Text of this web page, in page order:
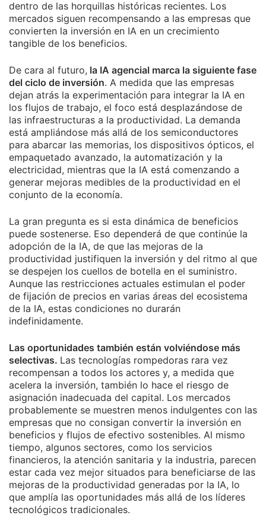
dentro de las horquillas históricas recientes. Los
mercados siguen recompensando a las empresas que
convierten la inversión en IA en un crecimiento
tangible de los beneficios.
De cara al futuro, la IA agencial marca la siguiente fase
del ciclo de inversión. A medida que las empresas
dejan atrás la experimentación para integrar la IA en
los flujos de trabajo, el foco está desplazándose de
las infraestructuras a la productividad. La demanda
está ampliándose más allá de los semiconductores
para abarcar las memorias, los dispositivos ópticos, el
empaquetado avanzado, la automatización y la
electricidad, mientras que la IA está comenzando a
generar mejoras medibles de la productividad en el
conjunto de la economía.
La gran pregunta es si esta dinámica de beneficios
puede sostenerse. Eso dependerá de que continúe la
adopción de la IA, de que las mejoras de la
productividad justifiquen la inversión y del ritmo al que
se despejen los cuellos de botella en el suministro.
Aunque las restricciones actuales estimulan el poder
de fijación de precios en varias áreas del ecosistema
de la IA, estas condiciones no durarán
indefinidamente.
Las oportunidades también están volviéndose más
selectivas. Las tecnologías rompedoras rara vez
recompensan a todos los actores y, a medida que
acelera la inversión, también lo hace el riesgo de
asignación inadecuada del capital. Los mercados
probablemente se muestren menos indulgentes con las
empresas que no consigan convertir la inversión en
beneficios y flujos de efectivo sostenibles. Al mismo
tiempo, algunos sectores, como los servicios
financieros, la atención sanitaria y la industria, parecen
estar cada vez mejor situados para beneficiarse de las
mejoras de la productividad generadas por la IA, lo
que amplía las oportunidades más allá de los líderes
tecnológicos tradicionales.